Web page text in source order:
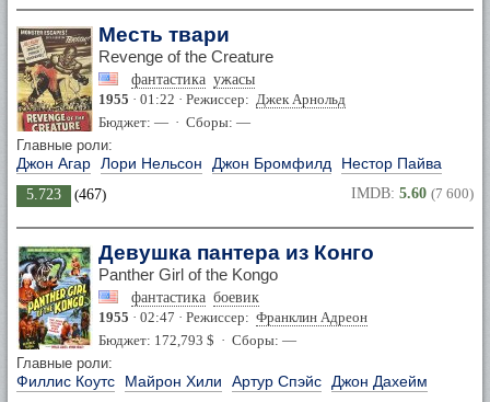
Месть твари
Revenge of the Creature
фантастика ужасы
1955 · 01:22 · Режиссер: Джек Арнольд
Бюджет: — · Сборы: —
Главные роли:
Джон Агар Лори Нельсон Джон Бромфилд Нестор Пайва
5.723 (467) IMDB: 5.60 (7 600)
Девушка пантера из Конго
Panther Girl of the Kongo
фантастика боевик
1955 · 02:47 · Режиссер: Франклин Адреон
Бюджет: 172,793 $ · Сборы: —
Главные роли:
Филлис Коутс Майрон Хили Артур Спэйс Джон Дахейм